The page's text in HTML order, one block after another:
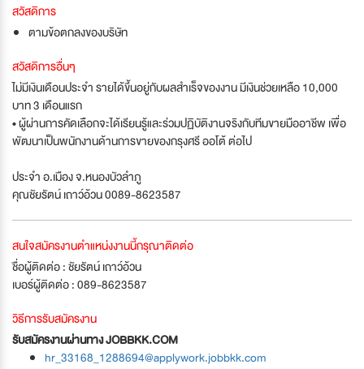
สวัสดิการ
ตามข้อตกลงของบริษัท
สวัสดิการอื่นๆ
ไม่มีเงินเดือนประจำ รายได้ขึ้นอยู่กับผลสำเร็จของงาน มีเงินช่วยเหลือ 10,000
บาท 3 เดือนแรก
• ผู้ผ่านการคัดเลือกจะได้เรียนรู้และร่วมปฏิบัติงานจริงกับทีมขายมืออาชีพ เพื่อ
พัฒนาเป็นพนักงานด้านการขายของกรุงศรี ออโต้ ต่อไป
ประจำ อ.เมือง จ.หนองบัวลำภู
คุณชัยรัตน์ เถาว์อ้วน 0089-8623587
สนใจสมัครงานตำแหน่งงานนี้กรุณาติดต่อ
ชื่อผู้ติดต่อ : ชัยรัตน์ เถาว์อ้วน
เบอร์ผู้ติดต่อ : 089-8623587
วิธีการรับสมัครงาน
รับสมัครงานผ่านทาง JOBBKK.COM
hr_33168_1288694@applywork.jobbkk.com